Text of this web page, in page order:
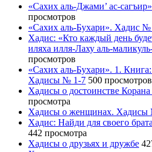
«Сахих аль-Джами’ ас-
просмотров
«Сахих аль-Бухари». Хадис №
Хадис: «Кто каждый день
иляха илля-Лаху аль-
просмотров
«Сахих аль-Бухари». 1.
Хадисы № 1-7 500 просмотров
Хадисы о достоинстве
просмотра
Хадисы о женщинах. Хадисы
Хадис: Найди для своего
442 просмотра
Хадисы о друзьях и дружбе